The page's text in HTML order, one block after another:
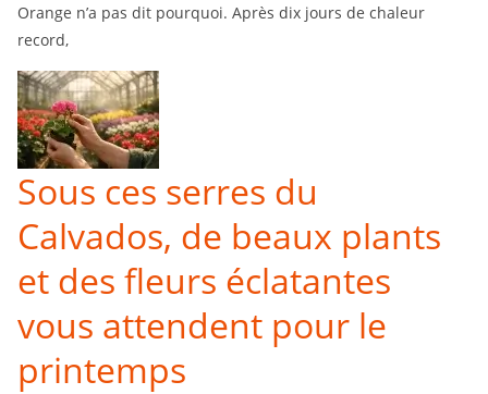
Orange n’a pas dit pourquoi. Après dix jours de chaleur
record,
Sous ces serres du
Calvados, de beaux plants
et des fleurs éclatantes
vous attendent pour le
printemps